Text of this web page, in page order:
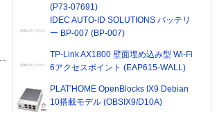
(P73-07691)
IDEC AUTO-ID SOLUTIONS バッテリ
ー BP-007 (BP-007)
TP-Link AX1800 壁面埋め込み型 Wi-Fi
6アクセスポイント (EAP615-WALL)
PLAT'HOME OpenBlocks IX9 Debian
10搭載モデル (OBSIX9/D10A)